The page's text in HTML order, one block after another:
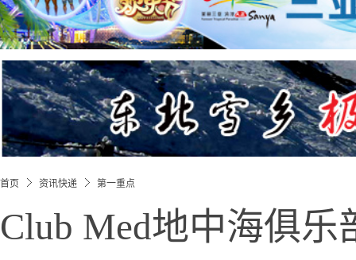
首页 资讯快递 第一重点
Club Med地中海俱